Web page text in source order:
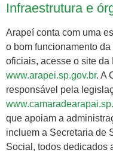
Infraestrutura e
Arapeí conta com uma
o bom funcionamento
oficiais, acesse o site da
www.arapei.sp.gov.br. A
responsável pela
que apoiam a
incluem a Secretaria de
Social, todos dedicados